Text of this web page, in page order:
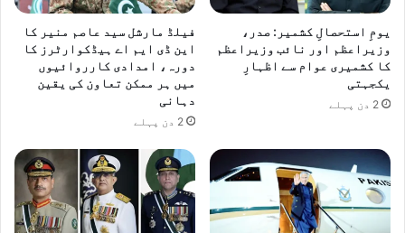
یومِ استحصالِ کشمیر: صدر،
وزیراعظم اور نائب وزیراعظم
کا کشمیری عوام سے اظہارِ
یکجہتی
2 دن پہلے
فیلڈ مارشل سید عاصم منیر کا
این ڈی ایم اے ہیڈکوارٹرز کا
دورہ، امدادی کارروائیوں
میں ہر ممکن تعاون کی یقین
دہانی
2 دن پہلے